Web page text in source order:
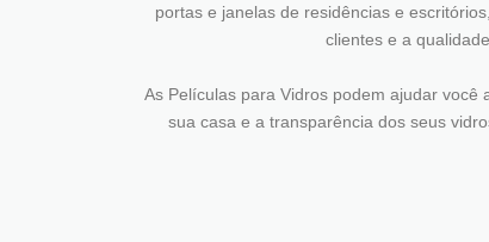
portas e janelas de residências e
clientes e a
As Películas para Vidros podem ajudar
sua casa e a transparência dos seus